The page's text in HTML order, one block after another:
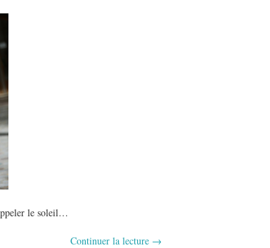
le soleil…
Continuer la lecture →